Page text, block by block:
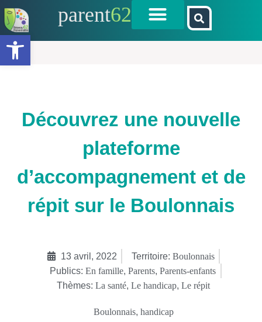
Ouvrir la barre d’outils
parent62
Découvrez une nouvelle
plateforme
d’accompagnement et de
répit sur le Boulonnais
13 avril, 2022 Territoire: Boulonnais
Publics: En famille, Parents, Parents-enfants
Thèmes: La santé, Le handicap, Le répit
Boulonnais, handicap